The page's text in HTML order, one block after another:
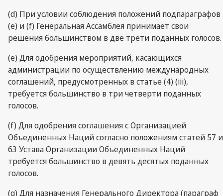
(d) При условии соблюдения положений подпараграфов
(e) и (f) Генеральная Ассамблея принимает свои
решения большинством в две трети поданных голосов.
(e) Для одобрения мероприятий, касающихся
администрации по осуществлению международных
соглашений, предусмотренных в статье (4) (iii),
требуется большинство в три четверти поданных
голосов.
(f) Для одобрения соглашения с Организацией
Объединенных Наций согласно положениям статей 57 и
63 Устава Организации Объединенных Наций
требуется большинство в девять десятых поданных
голосов.
(g) Для назначения Генерального Директора (параграф